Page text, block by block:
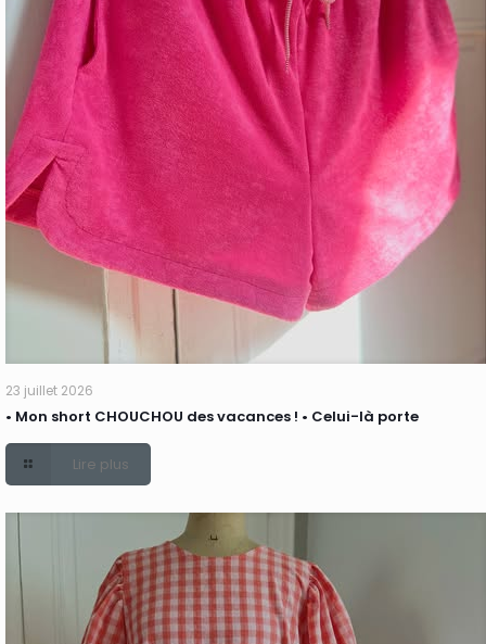
23 juillet 2026
• Mon short CHOUCHOU des vacances ! • Celui-là porte
Lire plus